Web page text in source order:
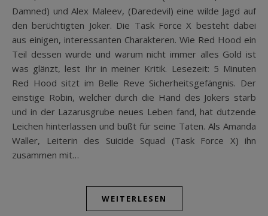
Damned) und Alex Maleev, (Daredevil) eine wilde Jagd auf
den berüchtigten Joker. Die Task Force X besteht dabei
aus einigen, interessanten Charakteren. Wie Red Hood ein
Teil dessen wurde und warum nicht immer alles Gold ist
was glänzt, lest Ihr in meiner Kritik. Lesezeit: 5 Minuten
Red Hood sitzt im Belle Reve Sicherheitsgefängnis. Der
einstige Robin, welcher durch die Hand des Jokers starb
und in der Lazarusgrube neues Leben fand, hat dutzende
Leichen hinterlassen und büßt für seine Taten. Als Amanda
Waller, Leiterin des Suicide Squad (Task Force X) ihn
zusammen mit…
WEITERLESEN